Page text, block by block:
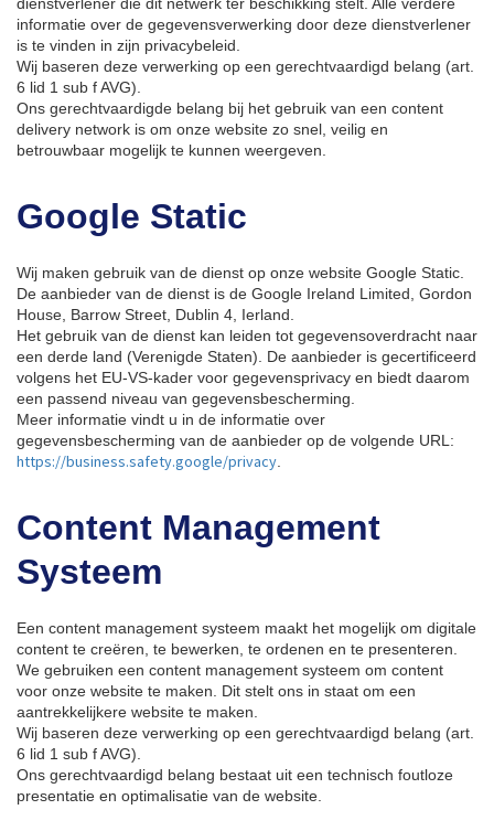
dienstverlener die dit netwerk ter beschikking stelt. Alle verdere
informatie over de gegevensverwerking door deze dienstverlener
is te vinden in zijn privacybeleid.
Wij baseren deze verwerking op een gerechtvaardigd belang (art.
6 lid 1 sub f AVG).
Ons gerechtvaardigde belang bij het gebruik van een content
delivery network is om onze website zo snel, veilig en
betrouwbaar mogelijk te kunnen weergeven.
Google Static
Wij maken gebruik van de dienst op onze website Google Static.
De aanbieder van de dienst is de Google Ireland Limited, Gordon
House, Barrow Street, Dublin 4, Ierland.
Het gebruik van de dienst kan leiden tot gegevensoverdracht naar
een derde land (Verenigde Staten). De aanbieder is gecertificeerd
volgens het EU-VS-kader voor gegevensprivacy en biedt daarom
een passend niveau van gegevensbescherming.
Meer informatie vindt u in de informatie over
gegevensbescherming van de aanbieder op de volgende URL:
https://business.safety.google/privacy.
Content Management
Systeem
Een content management systeem maakt het mogelijk om digitale
content te creëren, te bewerken, te ordenen en te presenteren.
We gebruiken een content management systeem om content
voor onze website te maken. Dit stelt ons in staat om een
aantrekkelijkere website te maken.
Wij baseren deze verwerking op een gerechtvaardigd belang (art.
6 lid 1 sub f AVG).
Ons gerechtvaardigd belang bestaat uit een technisch foutloze
presentatie en optimalisatie van de website.